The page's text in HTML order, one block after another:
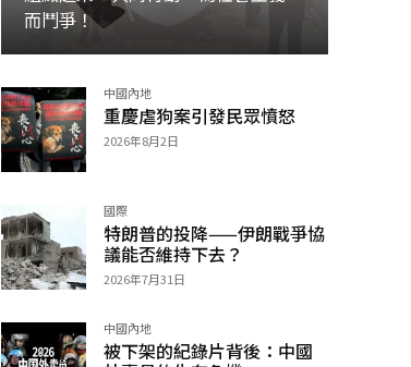
而鬥爭！
加入 中國內地
重慶虐狗案引發民眾憤怒
2026年8月2日
國際
特朗普的投降——伊朗戰爭協
議能否維持下去？
2026年7月31日
中國內地
被下架的紀錄片背後：中國